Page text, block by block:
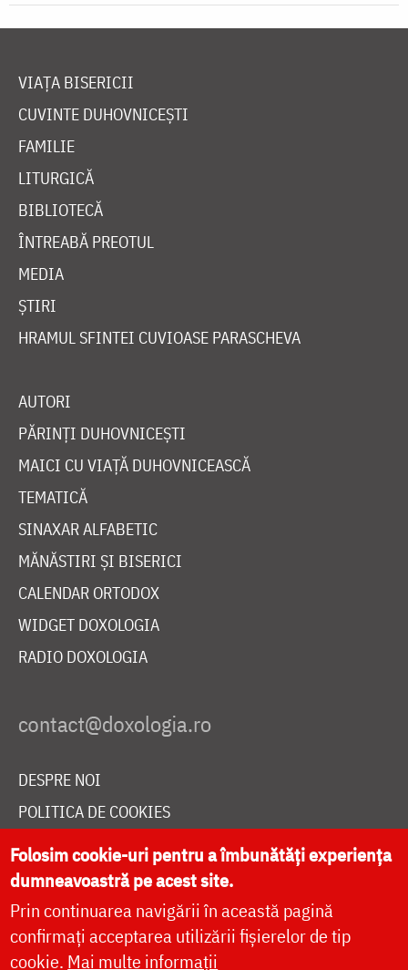
VIAȚA BISERICII
CUVINTE DUHOVNICEȘTI
FAMILIE
LITURGICĂ
BIBLIOTECĂ
ÎNTREABĂ PREOTUL
MEDIA
ȘTIRI
HRAMUL SFINTEI CUVIOASE PARASCHEVA
AUTORI
PĂRINȚI DUHOVNICEȘTI
MAICI CU VIAȚĂ DUHOVNICEASCĂ
TEMATICĂ
SINAXAR ALFABETIC
MĂNĂSTIRI ȘI BISERICI
CALENDAR ORTODOX
WIDGET DOXOLOGIA
RADIO DOXOLOGIA
DESPRE NOI
POLITICA DE COOKIES
DONEAZĂ ONLINE PENTRU CATEDRALA NAȚIONALĂ
LIVE
Folosim cookie-uri pentru a îmbunătăți experiența
dumneavoastră pe acest site.
Prin continuarea navigării în această pagină
confirmați acceptarea utilizării fișierelor de tip
cookie. Mai multe informații